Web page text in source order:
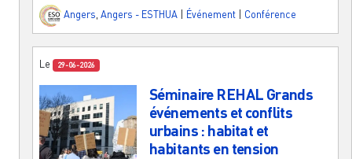
Angers, Angers - ESTHUA Événement Conférence
Le 29-06-2026
Séminaire REHAL Grands
événements et conflits
urbains : habitat et
habitants en tension